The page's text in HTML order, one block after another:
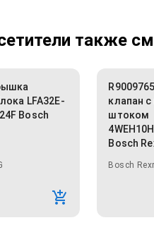
также
LFA32E-
Bosch
клапан
штоком
Bosch
Bosch